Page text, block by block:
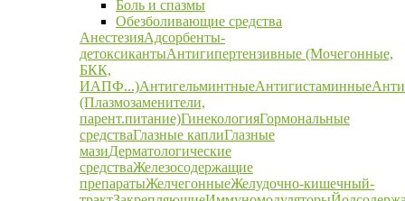
Боль и спазмы
Обезболивающие средства
АнестезияАдсорбенты-
детоксикантыАнтигипертензивные (Мочегонные,
БКК,
ИАПФ...)АнтигельминтныеАнтигистаминные
(Плазмозаменители,
парент.питание)ГинекологияГормональные
средстваГлазные каплиГлазные
мазиДерматологические
средстваЖелезосодержащие
препаратыЖелчегонныеЖелудочно-кишечный-